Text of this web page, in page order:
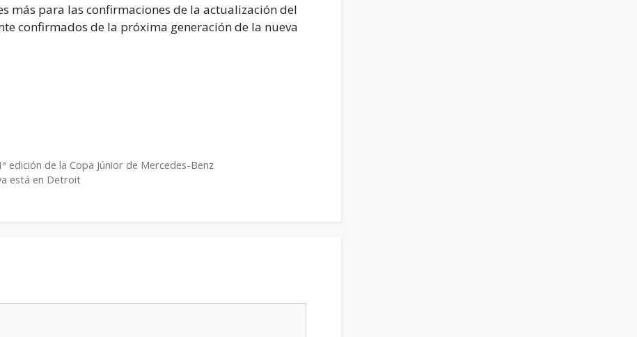
más para las confirmaciones de la actualización del
confirmados de la próxima generación de la nueva
edición de la Copa Júnior de Mercedes-Benz
está en Detroit